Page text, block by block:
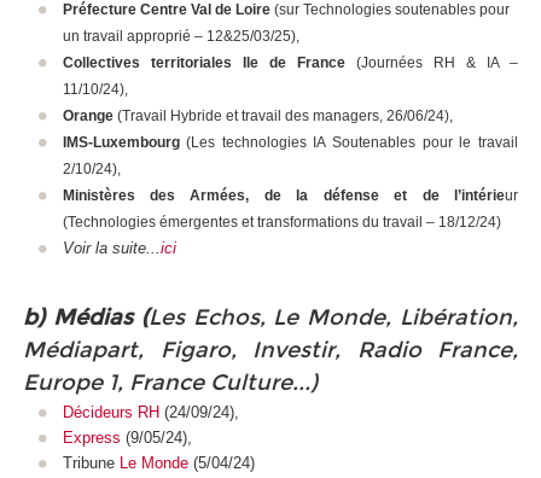
Préfecture Centre Val de Loire(sur Technologies soutenables pour
un travail approprié – 12&25/03/25),
Collectives territoriales Ile de France(Journées RH & IA –
11/10/24),
Orange(Travail Hybride et travail des managers, 26/06/24),
IMS-Luxembourg(Les technologies IA Soutenables pour le travail
2/10/24),
Ministères des Armées, de la défense et de l’intérieur
(Technologies émergentes et transformations du travail – 18/12/24)
Voir la suite...ici
b) Médias (Les Echos, Le Monde, Libération,
Médiapart, Figaro, Investir, Radio France,
Europe 1, France Culture...)
Décideurs RH (24/09/24),
Express (9/05/24),
Tribune Le Monde(5/04/24)